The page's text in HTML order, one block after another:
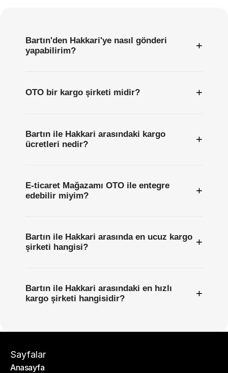
Bartın'den Hakkari'ye nasıl gönderi
yapabilirim?
+
OTO bir kargo şirketi midir? +
Bartın ile Hakkari arasındaki kargo
ücretleri nedir?
+
E-ticaret Mağazamı OTO ile entegre
edebilir miyim?
+
Bartın ile Hakkari arasında en ucuz kargo
şirketi hangisi?
+
Bartın ile Hakkari arasındaki en hızlı
kargo şirketi hangisidir?
+
Sayfalar
Anasayfa